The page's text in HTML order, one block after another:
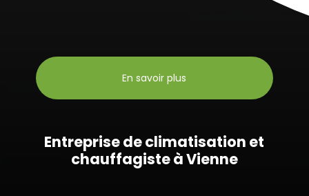
En savoir plus
Entreprise de climatisation et
chauffagiste à Vienne